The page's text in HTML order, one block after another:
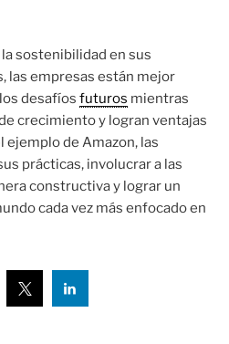
sostenibilidad en sus
las empresas están mejor
desafíos futuros mientras
crecimiento y logran ventajas
de Amazon, las
prácticas, involucrar a las
constructiva y lograr un
cada vez más enfocado en